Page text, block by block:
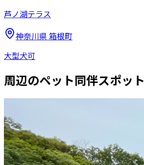
芦ノ湖テラス
神奈川県 箱根町
大型犬可
周辺のペット同伴スポット